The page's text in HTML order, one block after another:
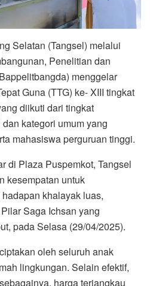
Selatan (Tangsel) melalui
Penelitian dan
menggelar
Guna (TTG) ke- XIII tingkat
diikuti dari tingkat
kategori umum yang
mahasiswa perguruan tinggi.
di Plaza Puspemkot, Tangsel
kesempatan untuk
khalayak luas,
Saga Ichsan yang
pada Selasa (29/04/2025).
oleh seluruh anak
lingkungan. Selain efektif,
harga terjangkau